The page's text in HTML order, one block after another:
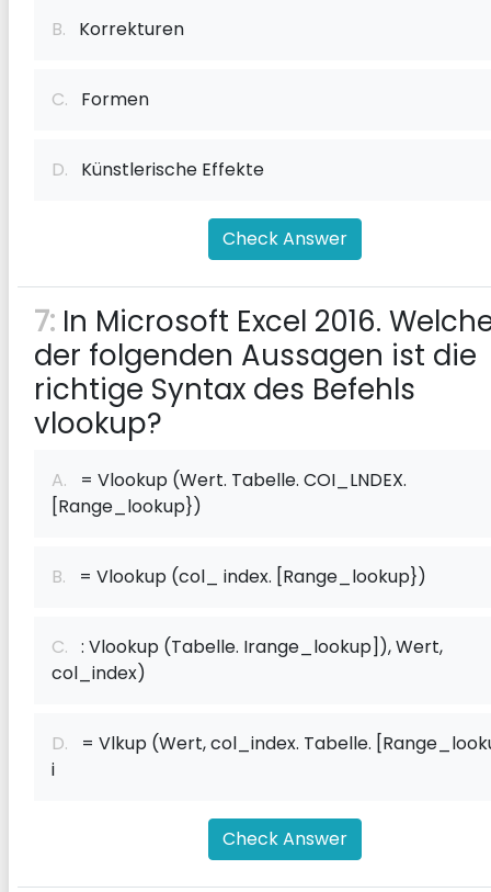
B. Korrekturen
C. Formen
D. Künstlerische Effekte
Check Answer
7: In Microsoft Excel 2016.
der folgenden Aussagen ist die
richtige Syntax des Befehls
vlookup?
A. = Vlookup (Wert. Tabelle. COI_LNDEX.
[Range_lookup})
B. = Vlookup (col_ index. [Range_lookup})
C. : Vlookup (Tabelle. Irange_lookup]), Wert,
col_index)
D. = Vlkup (Wert, col_index. Tabelle.
i
Check Answer